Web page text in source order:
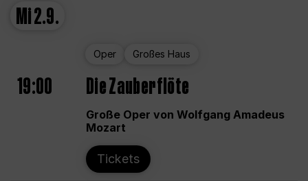
Mi2.9.
Oper Großes Haus
19:00 Die Zauberflöte
Große Oper von Wolfgang Amadeus
Mozart
Tickets